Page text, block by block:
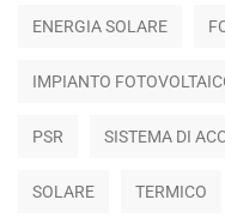
ENERGIA SOLARE
IMPIANTO
PSR SISTEMA DI
SOLARE TERMICO